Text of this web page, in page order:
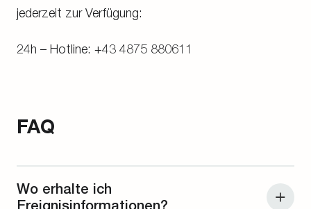
jederzeit zur Verfügung:
24h – Hotline: +43 4875 880611
FAQ
Wo erhalte ich
Ereignisinformationen?